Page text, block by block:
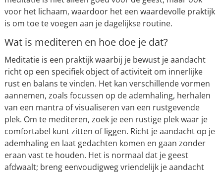
voor het lichaam, waardoor het een waardevolle praktijk
is om toe te voegen aan je dagelijkse routine.
Wat is mediteren en hoe doe je dat?
Meditatie is een praktijk waarbij je bewust je aandacht
richt op een specifiek object of activiteit om innerlijke
rust en balans te vinden. Het kan verschillende vormen
aannemen, zoals focussen op de ademhaling, herhalen
van een mantra of visualiseren van een rustgevende
plek. Om te mediteren, zoek je een rustige plek waar je
comfortabel kunt zitten of liggen. Richt je aandacht op je
ademhaling en laat gedachten komen en gaan zonder
eraan vast te houden. Het is normaal dat je geest
afdwaalt; breng eenvoudigweg vriendelijk je aandacht